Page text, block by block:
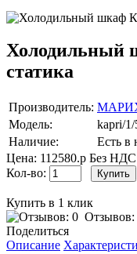
Холодильный
статика
Производитель:
Модель:
kapri/1/
Наличие:
Есть в
Цена: 112580.р Без
Кол-во:
Купить в 1 клик
Отзывов:
Поделиться
Описание